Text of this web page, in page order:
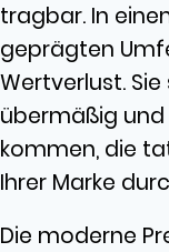
tragbar. In
geprägten
Wertverlust.
übermäßig und
kommen, die
Ihrer Marke
Die moderne